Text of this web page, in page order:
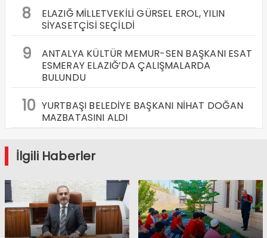
8
ELAZIĞ MİLLETVEKİLİ GÜRSEL EROL, YILIN
SİYASETÇİSİ SEÇİLDİ
9
ANTALYA KÜLTÜR MEMUR-SEN BAŞKANI ESAT
ESMERAY ELAZIĞ’DA ÇALIŞMALARDA
BULUNDU
10 YURTBAŞI BELEDİYE BAŞKANI NİHAT DOĞAN
MAZBATASINI ALDI
İlgili Haberler